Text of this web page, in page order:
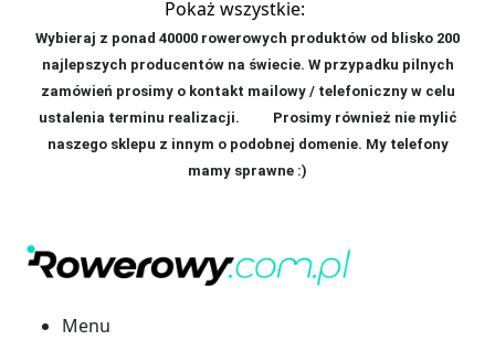
Pokaż wszystkie:
Wybieraj z ponad 40000 rowerowych produktów od blisko 200
najlepszych producentów na świecie. W przypadku pilnych
zamówień prosimy o kontakt mailowy / telefoniczny w celu
ustalenia terminu realizacji. Prosimy również nie mylić
naszego sklepu z innym o podobnej domenie. My telefony
mamy sprawne :)
Menu